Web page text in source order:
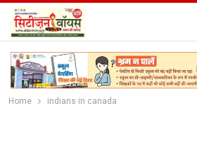
Home indians in canada